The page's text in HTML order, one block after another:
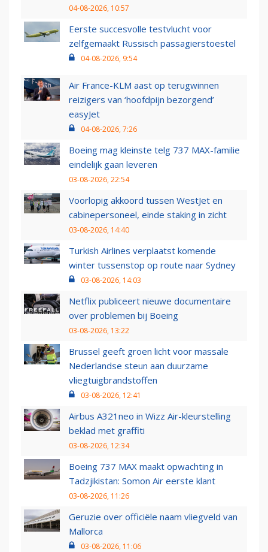
04-08-2026, 10:57
Eerste succesvolle testvlucht voor
zelfgemaakt Russisch passagierstoestel
04-08-2026, 9:54
Air France-KLM aast op terugwinnen
reizigers van ‘hoofdpijn bezorgend’
easyJet
04-08-2026, 7:26
Boeing mag kleinste telg 737 MAX-familie
eindelijk gaan leveren
03-08-2026, 22:54
Voorlopig akkoord tussen WestJet en
cabinepersoneel, einde staking in zicht
03-08-2026, 14:40
Turkish Airlines verplaatst komende
winter tussenstop op route naar Sydney
03-08-2026, 14:03
Netflix publiceert nieuwe documentaire
over problemen bij Boeing
03-08-2026, 13:22
Brussel geeft groen licht voor massale
Nederlandse steun aan duurzame
vliegtuigbrandstoffen
03-08-2026, 12:41
Airbus A321neo in Wizz Air-kleurstelling
beklad met graffiti
03-08-2026, 12:34
Boeing 737 MAX maakt opwachting in
Tadzjikistan: Somon Air eerste klant
03-08-2026, 11:26
Geruzie over officiële naam vliegveld van
Mallorca
03-08-2026, 11:06